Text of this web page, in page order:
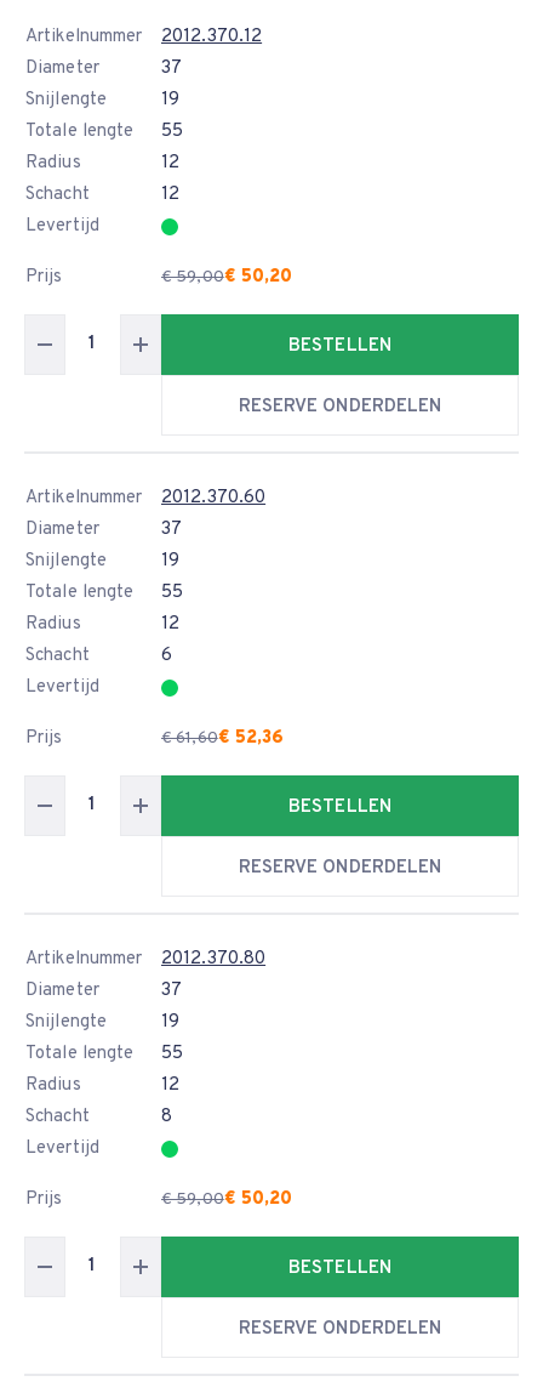
Artikelnummer
2012.370.12
Diameter
37
Snijlengte
19
Totale lengte
55
Radius
12
Schacht
12
Levertijd
Prijs € 59,00€ 50,20
BESTELLEN
RESERVE ONDERDELEN
Artikelnummer
2012.370.60
Diameter
37
Snijlengte
19
Totale lengte
55
Radius
12
Schacht
6
Levertijd
Prijs € 61,60€ 52,36
BESTELLEN
RESERVE ONDERDELEN
Artikelnummer
2012.370.80
Diameter
37
Snijlengte
19
Totale lengte
55
Radius
12
Schacht
8
Levertijd
Prijs € 59,00€ 50,20
BESTELLEN
RESERVE ONDERDELEN